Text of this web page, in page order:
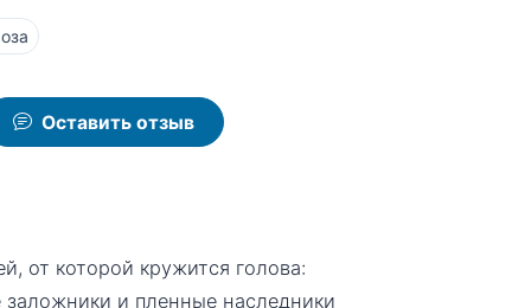
Оставить отзыв
от которой кружится голова:
и пленные наследники